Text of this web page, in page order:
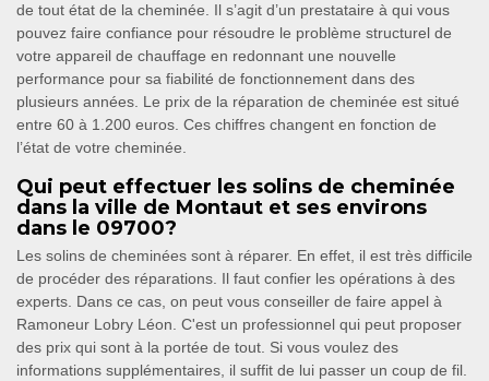
de tout état de la cheminée. Il s’agit d’un prestataire à qui vous
pouvez faire confiance pour résoudre le problème structurel de
votre appareil de chauffage en redonnant une nouvelle
performance pour sa fiabilité de fonctionnement dans des
plusieurs années. Le prix de la réparation de cheminée est situé
entre 60 à 1.200 euros. Ces chiffres changent en fonction de
l’état de votre cheminée.
Qui peut effectuer les solins de cheminée
dans la ville de Montaut et ses environs
dans le 09700?
Les solins de cheminées sont à réparer. En effet, il est très difficile
de procéder des réparations. Il faut confier les opérations à des
experts. Dans ce cas, on peut vous conseiller de faire appel à
Ramoneur Lobry Léon. C'est un professionnel qui peut proposer
des prix qui sont à la portée de tout. Si vous voulez des
informations supplémentaires, il suffit de lui passer un coup de fil.